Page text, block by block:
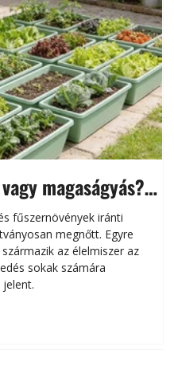
magaságyás?
fűszernövények iránti
megnőtt. Egyre
az élelmiszer az
sokak számára